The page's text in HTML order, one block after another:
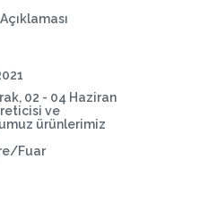
Açıklaması
02 - 04 Haziran
ve
ürünlerimiz
Fuar